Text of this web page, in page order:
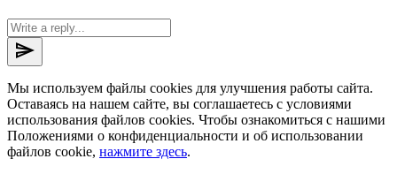
send
Мы используем файлы cookies для улучшения работы сайта.
Оставаясь на нашем сайте, вы соглашаетесь с условиями
использования файлов cookies. Чтобы ознакомиться с нашими
Положениями о конфиденциальности и об использовании
файлов cookie, нажмите здесь.